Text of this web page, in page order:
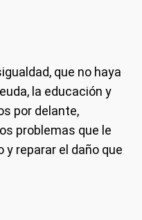
que no haya
la educación y
por delante,
problemas que le
reparar el daño que